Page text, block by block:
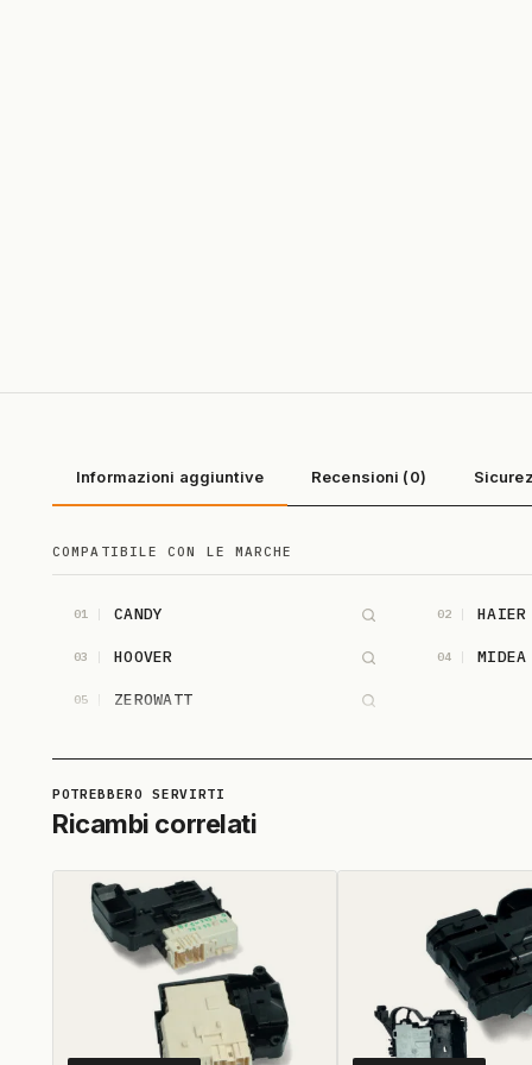
Informazioni aggiuntive Recensioni (0)
COMPATIBILE CON LE MARCHE
01 CANDY 02 HAIER
03 HOOVER 04 MIDEA
05 ZEROWATT
Ricambi correlati